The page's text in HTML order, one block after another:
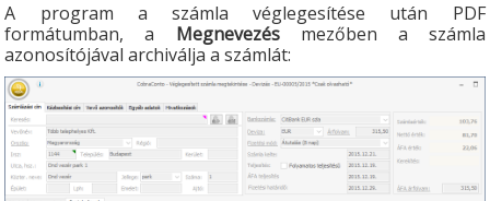
A program a számla véglegesítése után PDF
formátumban, a Megnevezésmezőben a számla
azonosítójával archiválja a számlát: